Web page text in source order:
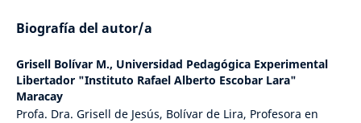
Biografía del autor/a
Grisell Bolívar M., Universidad Pedagógica Experimental
Libertador "Instituto Rafael Alberto Escobar Lara"
Maracay
Profa. Dra. Grisell de Jesús, Bolívar de Lira, Profesora en